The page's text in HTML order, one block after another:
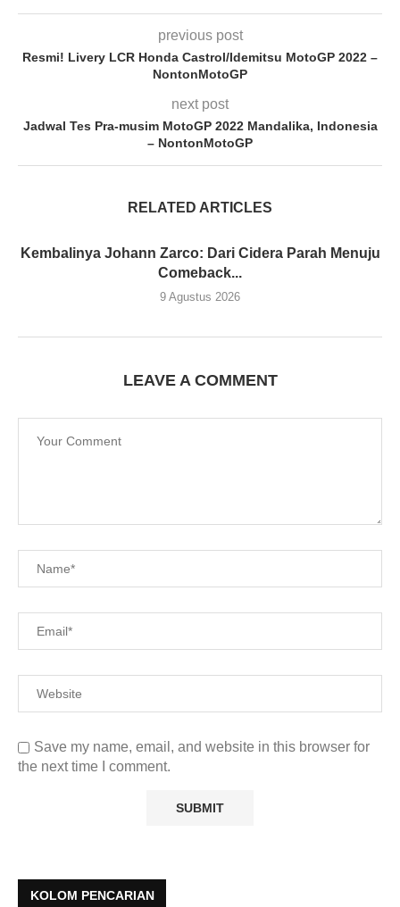
previous post
Resmi! Livery LCR Honda Castrol/Idemitsu MotoGP 2022 –
NontonMotoGP
next post
Jadwal Tes Pra-musim MotoGP 2022 Mandalika, Indonesia
– NontonMotoGP
RELATED ARTICLES
Kembalinya Johann Zarco: Dari Cidera Parah Menuju
Comeback...
9 Agustus 2026
LEAVE A COMMENT
Save my name, email, and website in this browser for
the next time I comment.
KOLOM PENCARIAN